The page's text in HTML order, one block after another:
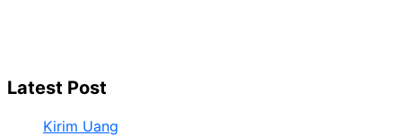
Latest Post
Kirim Uang